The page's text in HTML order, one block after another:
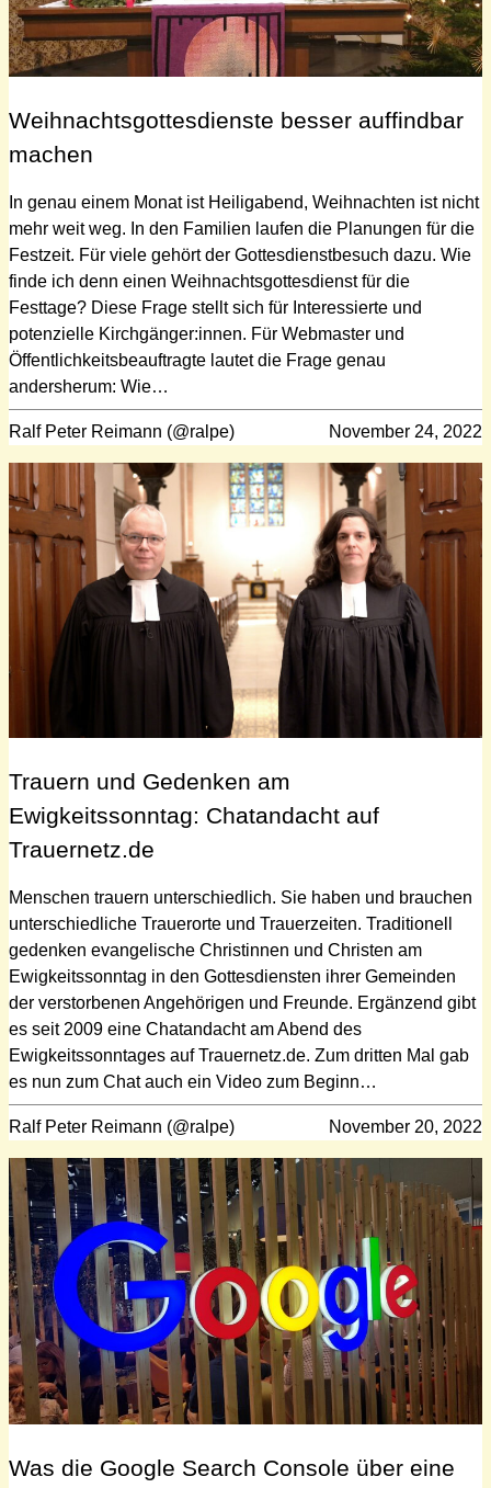
Weihnachtsgottesdienste besser auffindbar
machen
In genau einem Monat ist Heiligabend, Weihnachten ist nicht
mehr weit weg. In den Familien laufen die Planungen für die
Festzeit. Für viele gehört der Gottesdienstbesuch dazu. Wie
finde ich denn einen Weihnachtsgottesdienst für die
Festtage? Diese Frage stellt sich für Interessierte und
potenzielle Kirchgänger:innen. Für Webmaster und
Öffentlichkeitsbeauftragte lautet die Frage genau
andersherum: Wie…
Ralf Peter Reimann (@ralpe) November 24, 2022
Trauern und Gedenken am
Ewigkeitssonntag: Chatandacht auf
Trauernetz.de
Menschen trauern unterschiedlich. Sie haben und brauchen
unterschiedliche Trauerorte und Trauerzeiten. Traditionell
gedenken evangelische Christinnen und Christen am
Ewigkeitssonntag in den Gottesdiensten ihrer Gemeinden
der verstorbenen Angehörigen und Freunde. Ergänzend gibt
es seit 2009 eine Chatandacht am Abend des
Ewigkeitssonntages auf Trauernetz.de. Zum dritten Mal gab
es nun zum Chat auch ein Video zum Beginn…
Ralf Peter Reimann (@ralpe) November 20, 2022
Was die Google Search Console über eine